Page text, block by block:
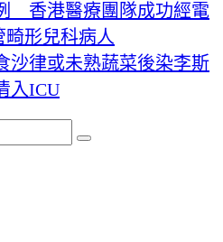
例 香港醫療團隊成功經電
形兒科病人
沙律或未熟蔬菜後染李斯
入ICU